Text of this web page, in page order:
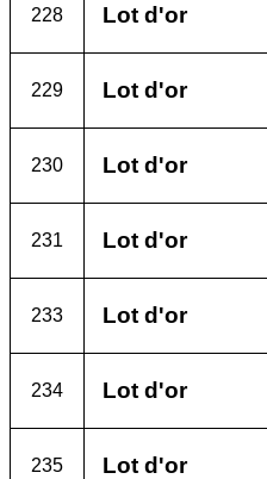
228 Lot d'or
229 Lot d'or
230 Lot d'or
231 Lot d'or
233 Lot d'or
234 Lot d'or
235 Lot d'or